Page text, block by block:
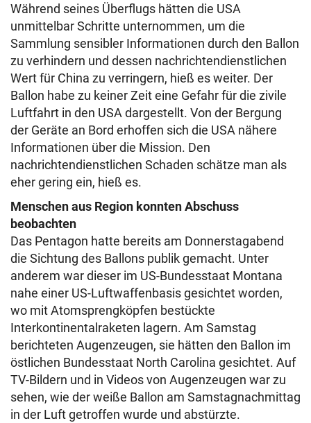
Während seines Überflugs hätten die USA
unmittelbar Schritte unternommen, um die
Sammlung sensibler Informationen durch den Ballon
zu verhindern und dessen nachrichtendienstlichen
Wert für China zu verringern, hieß es weiter. Der
Ballon habe zu keiner Zeit eine Gefahr für die zivile
Luftfahrt in den USA dargestellt. Von der Bergung
der Geräte an Bord erhoffen sich die USA nähere
Informationen über die Mission. Den
nachrichtendienstlichen Schaden schätze man als
eher gering ein, hieß es.
Menschen aus Region konnten Abschuss
beobachten
Das Pentagon hatte bereits am Donnerstagabend
die Sichtung des Ballons publik gemacht. Unter
anderem war dieser im US-Bundesstaat Montana
nahe einer US-Luftwaffenbasis gesichtet worden,
wo mit Atomsprengköpfen bestückte
Interkontinentalraketen lagern. Am Samstag
berichteten Augenzeugen, sie hätten den Ballon im
östlichen Bundesstaat North Carolina gesichtet. Auf
TV-Bildern und in Videos von Augenzeugen war zu
sehen, wie der weiße Ballon am Samstagnachmittag
in der Luft getroffen wurde und abstürzte.